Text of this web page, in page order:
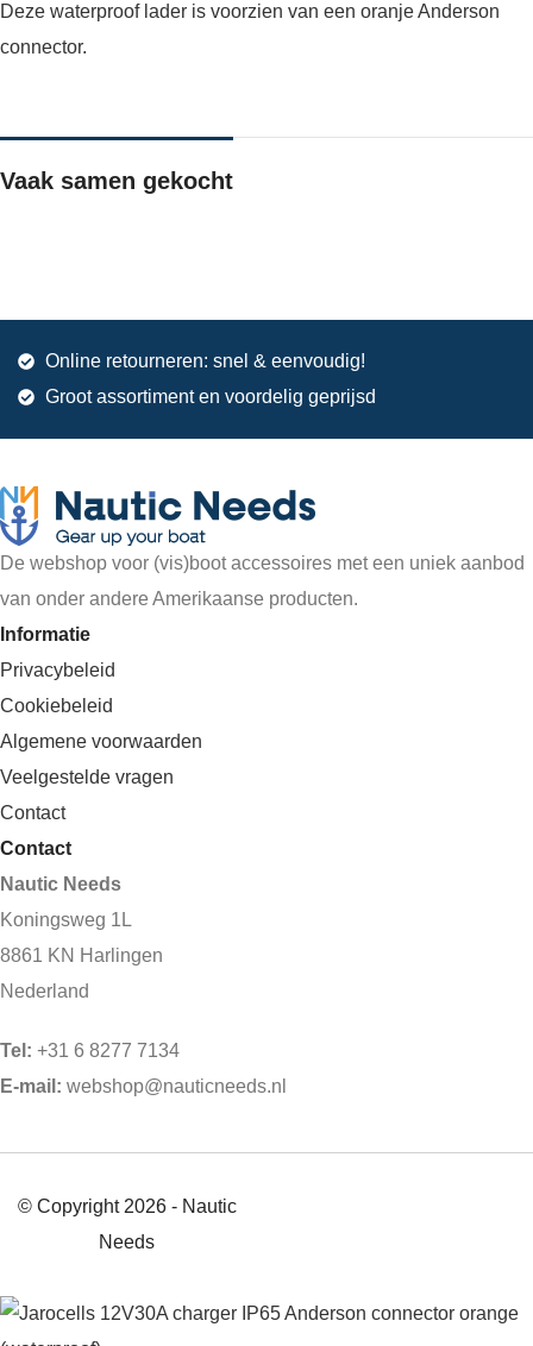
Deze waterproof lader is voorzien van een oranje Anderson
connector.
Vaak samen gekocht
Online retourneren: snel & eenvoudig!
Groot assortiment en voordelig geprijsd
De webshop voor (vis)boot accessoires met een uniek aanbod
van onder andere Amerikaanse producten.
Informatie
Privacybeleid
Cookiebeleid
Algemene voorwaarden
Veelgestelde vragen
Contact
Contact
Nautic Needs
Koningsweg 1L
8861 KN Harlingen
Nederland
Tel: +31 6 8277 7134
E-mail: webshop@nauticneeds.nl
© Copyright 2026 - Nautic
Needs